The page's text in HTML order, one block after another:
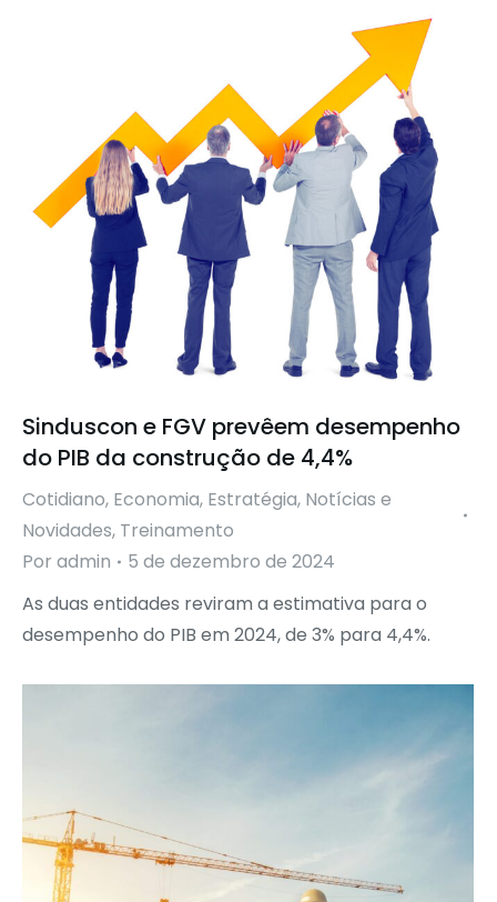
Sinduscon e FGV prevêem desempenho
do PIB da construção de 4,4%
Cotidiano, Economia, Estratégia, Notícias e
Novidades, Treinamento
Por admin
5 de dezembro de 2024
As duas entidades reviram a estimativa para o
desempenho do PIB em 2024, de 3% para 4,4%.